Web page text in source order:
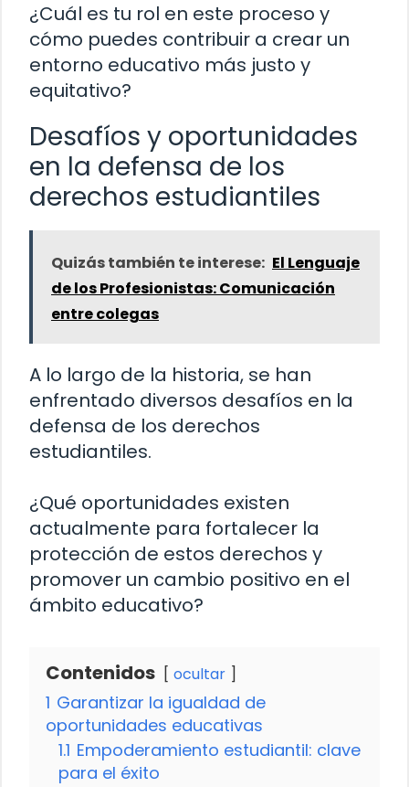
¿Cuál es tu rol en este proceso y
cómo puedes contribuir a crear un
entorno educativo más justo y
equitativo?
Desafíos y oportunidades
en la defensa de los
derechos estudiantiles
Quizás también te interese: El Lenguaje
de los Profesionistas: Comunicación
entre colegas
A lo largo de la historia, se han
enfrentado diversos desafíos en la
defensa de los derechos
estudiantiles.
¿Qué oportunidades existen
actualmente para fortalecer la
protección de estos derechos y
promover un cambio positivo en el
ámbito educativo?
Contenidos ocultar
1 Garantizar la igualdad de
oportunidades educativas
1.1 Empoderamiento estudiantil: clave
para el éxito